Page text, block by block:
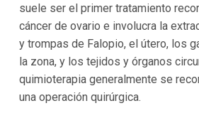
suele ser el primer tratamiento
cáncer de ovario e involucra la
y trompas de Falopio, el útero, los
la zona, y los tejidos y órganos
quimioterapia generalmente se
una operación quirúrgica.